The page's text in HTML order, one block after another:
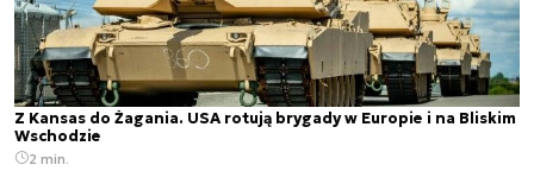
Z Kansas do Żagania. USA rotują brygady w Europie i na Bliskim
Wschodzie
2 min.